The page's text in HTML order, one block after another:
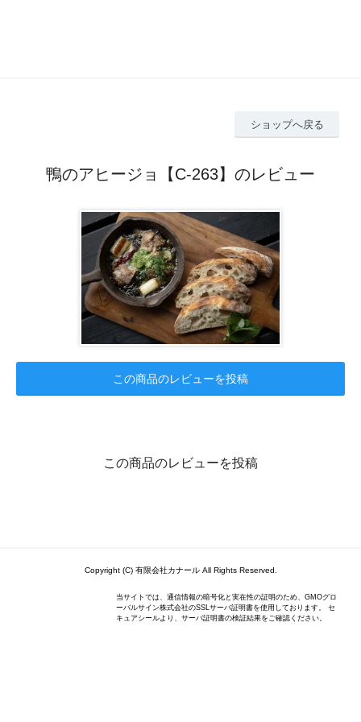
ショップへ戻る
鴨のアヒージョ【C-263】のレビュー
この商品のレビューを投稿
この商品のレビューを投稿
Copyright (C) 有限会社カナール All Rights Reserved.
当サイトでは、通信情報の暗号化と実在性の証明のため、GMOグロ
ーバルサイン株式会社のSSLサーバ証明書を使用しております。 セ
キュアシールより、サーバ証明書の検証結果をご確認ください。